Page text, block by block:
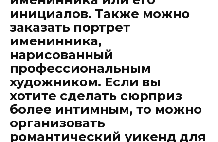
инициалов. Также можно
заказать портрет
именинника,
нарисованный
профессиональным
художником. Если вы
хотите сделать сюрприз
более интимным, то можно
организовать
романтический уикенд для